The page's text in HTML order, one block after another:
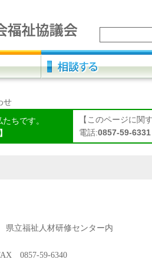
せ
ちです。
【このページに関
電話:0857-59-6331
県立福祉人材研修センター内
0857-59-6340